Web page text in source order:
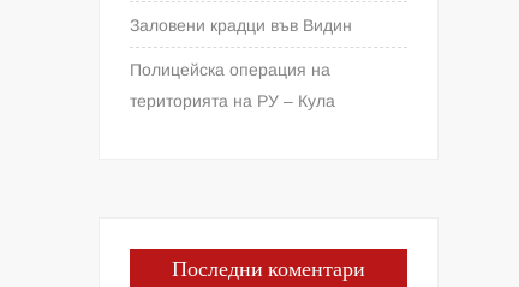
Заловени крадци във Видин
Полицейска операция на
територията на РУ – Кула
Последни коментари